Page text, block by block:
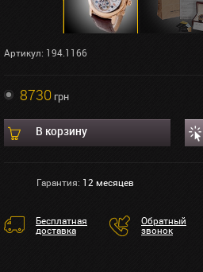
Артикул: 194.1166
8730грн
В корзину
Гарантия: 12 месяцев
Бесплатная
доставка
Обратный
звонок